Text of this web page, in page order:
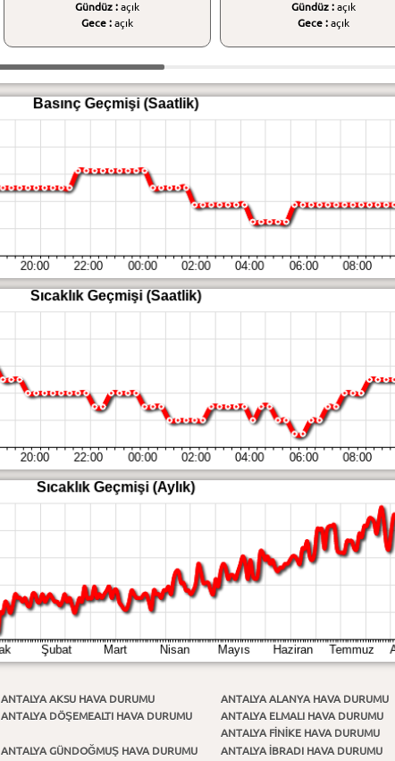
Gündüz : açık
Gece : açık
Gündüz : açık
Gece : açık
ANTALYA AKSU HAVA DURUMU
ANTALYA ALANYA HAVA DURUMU
ANTALYA DÖŞEMEALTI HAVA DURUMU
ANTALYA ELMALI HAVA DURUMU
ANTALYA FİNİKE HAVA DURUMU
ANTALYA GÜNDOĞMUŞ HAVA DURUMU ANTALYA İBRADI HAVA DURUMU